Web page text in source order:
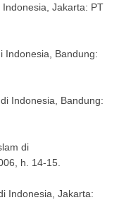
Jakarta: PT
Indonesia, Bandung:
Indonesia, Bandung:
di
h. 14-15.
Indonesia, Jakarta: